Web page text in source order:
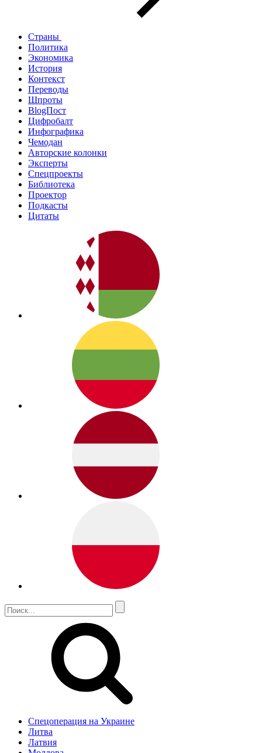
Страны
Политика
Экономика
История
Контекст
Переводы
Шпроты
BlogПост
Цифробалт
Инфографика
Чемодан
Авторские колонки
Эксперты
Спецпроекты
Библиотека
Проектор
Подкасты
Цитаты
Спецоперация на Украине
Литва
Латвия